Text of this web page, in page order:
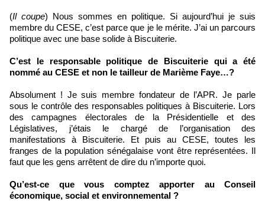
(Il coupe) Nous sommes en politique. Si aujourd’hui je suis
membre du CESE, c’est parce que je le mérite. J’ai un parcours
politique avec une base solide à Biscuiterie.
C’est le responsable politique de Biscuiterie qui a été
nommé au CESE et non le tailleur de Marième Faye…?
Absolument ! Je suis membre fondateur de l’APR. Je parle
sous le contrôle des responsables politiques à Biscuiterie. Lors
des campagnes électorales de la Présidentielle et des
Législatives, j’étais le chargé de l’organisation des
manifestations à Biscuiterie. Et puis au CESE, toutes les
franges de la population sénégalaise vont être représentées. Il
faut que les gens arrêtent de dire du n’importe quoi.
Qu’est-ce que vous comptez apporter au Conseil
économique, social et environnemental ?